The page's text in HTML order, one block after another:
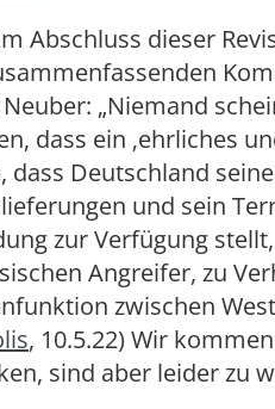
Abschluss dieser
„Niemand
dass ein ‚ehrliches
dass Deutschland
und sein
zur Verfügung
Angreifer, zu
zwischen
, 10.5.22) Wir
sind aber leider zu